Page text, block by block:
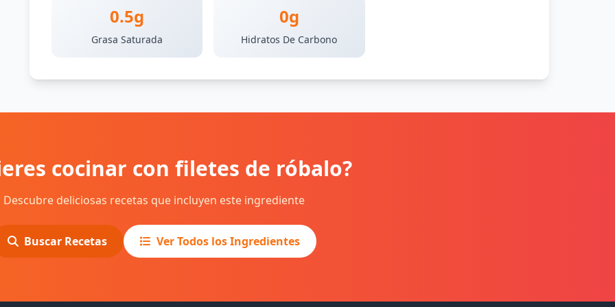
0.5g
Grasa Saturada
0g
Hidratos De Carbono
cocinar con filetes de róbalo?
Descubre deliciosas recetas que incluyen este ingrediente
Buscar Recetas Ver Todos los Ingredientes